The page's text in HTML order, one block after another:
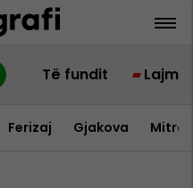
Të fundit Lajme
Ferizaj Gjakova